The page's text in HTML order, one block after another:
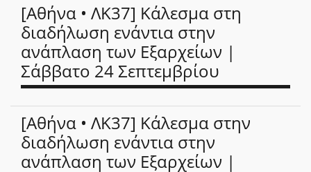
[Αθήνα • ΛΚ37] Κάλεσμα στη
διαδήλωση ενάντια στην
ανάπλαση των Εξαρχείων |
Σάββατο 24 Σεπτεμβρίου
[Αθήνα • ΛΚ37] Κάλεσμα στην
διαδήλωση ενάντια στην
ανάπλαση των Εξαρχείων |